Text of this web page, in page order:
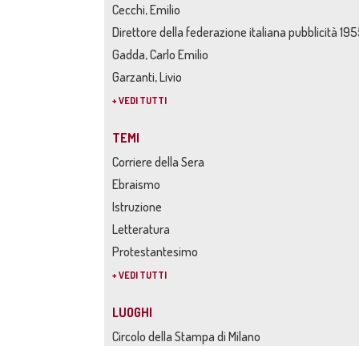
Cecchi, Emilio
Direttore della federazione italiana pubblicità
Gadda, Carlo Emilio
Garzanti, Livio
+ VEDI TUTTI
TEMI
Corriere della Sera
Ebraismo
Istruzione
Letteratura
Protestantesimo
+ VEDI TUTTI
LUOGHI
Circolo della Stampa di Milano